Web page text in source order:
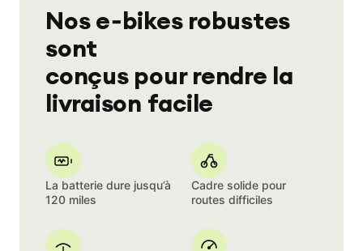
Nos e‑bikes robustes
sont
conçus pour rendre la
livraison facile
La batterie dure jusqu’à
120 miles
Cadre solide pour
routes difficiles